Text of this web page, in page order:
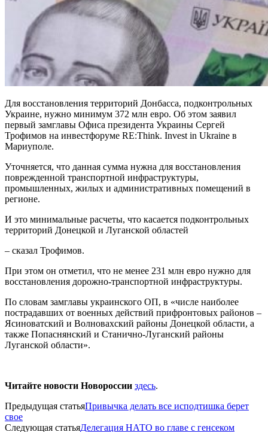
Для восстановления территорий Донбасса, подконтрольных
Украине, нужно минимум 372 млн евро. Об этом заявил
первый замглавы Офиса президента Украины Сергей
Трофимов на инвестфоруме RE:Think. Invest in Ukraine в
Мариуполе.
Уточняется, что данная сумма нужна для восстановления
поврежденной транспортной инфраструктуры,
промышленных, жилых и административных помещений в
регионе.
И это минимальные расчеты, что касается подконтрольных
территорий Донецкой и Луганской областей
– сказал Трофимов.
При этом он отметил, что не менее 231 млн евро нужно для
восстановления дорожно-транспортной инфраструктуры.
По словам замглавы украинского ОП, в «числе наиболее
пострадавших от военных действий прифронтовых районов –
Ясиноватский и Волновахский районы Донецкой области, а
также Попаснянский и Станично-Луганский районы
Луганской области».
Читайте новости Новороссии здесь.
Предыдущая статьяПривычка делать все исподтишка берет
свое
Следующая статьяДелегация НАТО во главе с генсеком